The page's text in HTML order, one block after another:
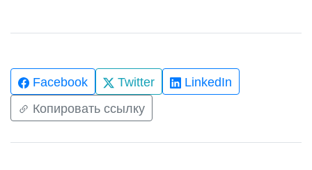
Facebook Twitter
LinkedIn
Копировать ссылку